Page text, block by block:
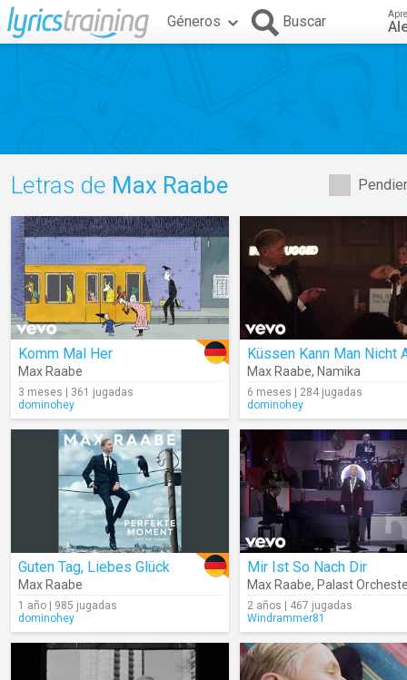
Géneros Buscar
Letras de Max Raabe
Komm Mal Her
Max Raabe
3 meses | 361 jugadas
dominohey
Max Raabe, Namika
6 meses | 284 jugadas
dominohey
Guten Tag, Liebes Glück
Max Raabe
1 año | 985 jugadas
dominohey
Mir Ist So Nach Dir
Max Raabe, Palast
2 años | 467 jugadas
Windrammer81